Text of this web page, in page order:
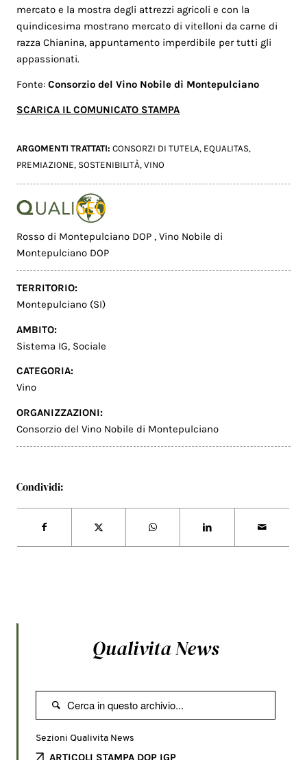
mercato e la mostra degli attrezzi agricoli e con la
quindicesima mostrano mercato di vitelloni da carne di
razza Chianina, appuntamento imperdibile per tutti gli
appassionati.
Fonte:Consorzio del Vino Nobile di Montepulciano
SCARICA IL COMUNICATO STAMPA
ARGOMENTI TRATTATI:CONSORZI DI TUTELA, EQUALITAS,
PREMIAZIONE, SOSTENIBILITÀ,VINO
Rosso di Montepulciano DOP,Vino Nobile di
Montepulciano DOP
TERRITORIO:
Montepulciano (SI)
AMBITO:
Sistema IG, Sociale
CATEGORIA:
Vino
ORGANIZZAZIONI:
Consorzio del Vino Nobile di Montepulciano
Condividi:
Qualivita News

Sezioni Qualivita News
ARTICOLI STAMPA DOP IGP